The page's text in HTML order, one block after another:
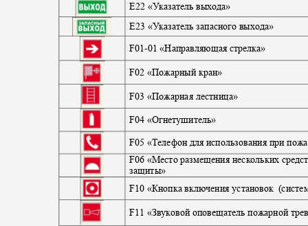
E22 «Указатель выхода»
E23 «Указатель запасного выхода»
F01-01 «Направляющая стрелка»
F02 «Пожарный кран»
F03 «Пожарная лестница»
F04 «Огнетушитель»
F05 «Телефон для использования при
F06 «Место размещения нескольких
защиты»
F10 «Кнопка включения установок
F11 «Звуковой оповещатель пожарной